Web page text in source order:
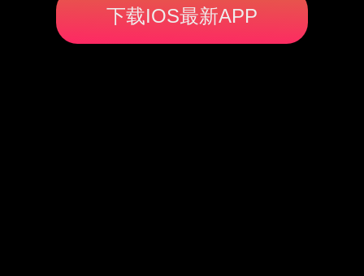
下载IOS最新APP